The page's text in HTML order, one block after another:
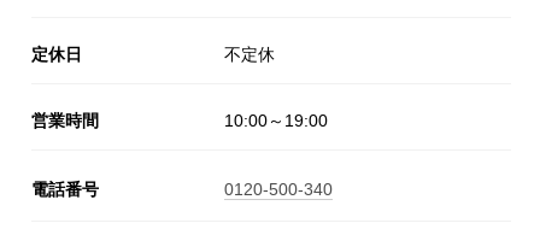
定休日 不定休
営業時間 10:00～19:00
電話番号 0120-500-340